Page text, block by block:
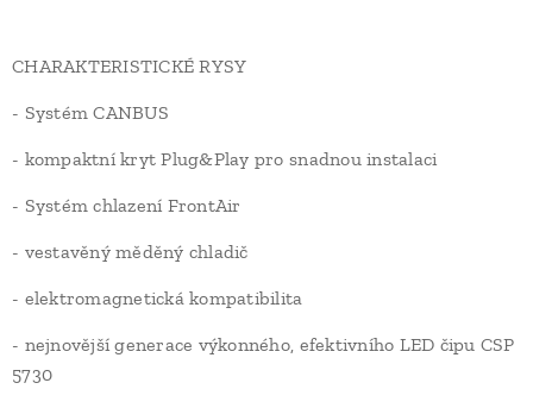
CHARAKTERISTICKÉ RYSY
- Systém CANBUS
- kompaktní kryt Plug&Play pro snadnou instalaci
- Systém chlazení FrontAir
- vestavěný měděný chladič
- elektromagnetická kompatibilita
- nejnovější generace výkonného, ​​efektivního LED čipu CSP
5730